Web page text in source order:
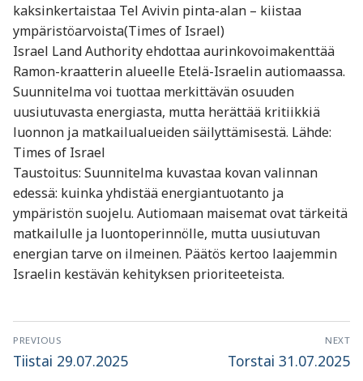
kaksinkertaistaa Tel Avivin pinta-alan – kiistaa
ympäristöarvoista(Times of Israel)
Israel Land Authority ehdottaa aurinkovoimakenttää
Ramon-kraatterin alueelle Etelä-Israelin autiomaassa.
Suunnitelma voi tuottaa merkittävän osuuden
uusiutuvasta energiasta, mutta herättää kritiikkiä
luonnon ja matkailualueiden säilyttämisestä. Lähde:
Times of Israel
Taustoitus: Suunnitelma kuvastaa kovan valinnan
edessä: kuinka yhdistää energiantuotanto ja
ympäristön suojelu. Autiomaan maisemat ovat tärkeitä
matkailulle ja luontoperinnölle, mutta uusiutuvan
energian tarve on ilmeinen. Päätös kertoo laajemmin
Israelin kestävän kehityksen prioriteeteista.
Artikkelien
selaus
PREVIOUS
Previous
Tiistai 29.07.2025
NEXT
Next
Torstai 31.07.2025